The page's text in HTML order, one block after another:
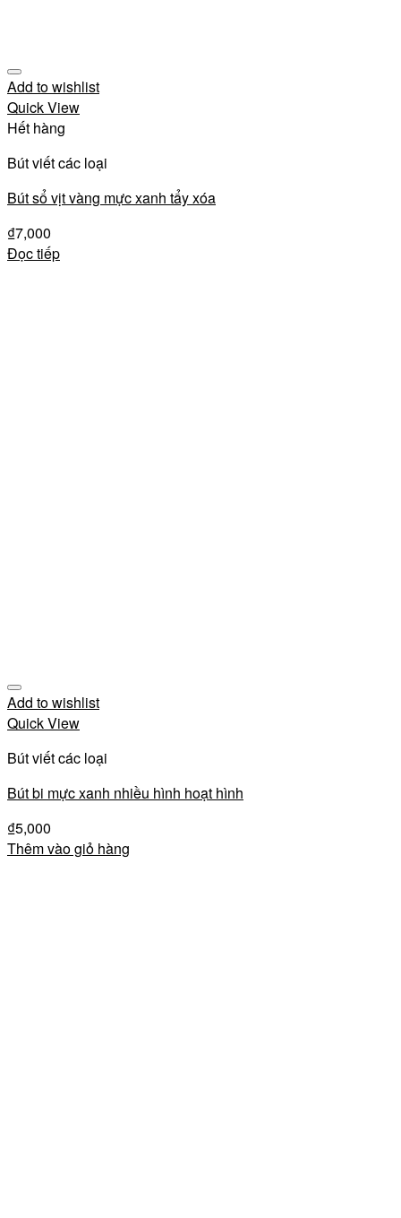
Add to wishlist
Quick View
Hết hàng
Bút viết các loại
Bút sổ vịt vàng mực xanh tẩy xóa
₫7,000
Đọc tiếp
Add to wishlist
Quick View
Bút viết các loại
Bút bi mực xanh nhiều hình hoạt hình
₫5,000
Thêm vào giỏ hàng